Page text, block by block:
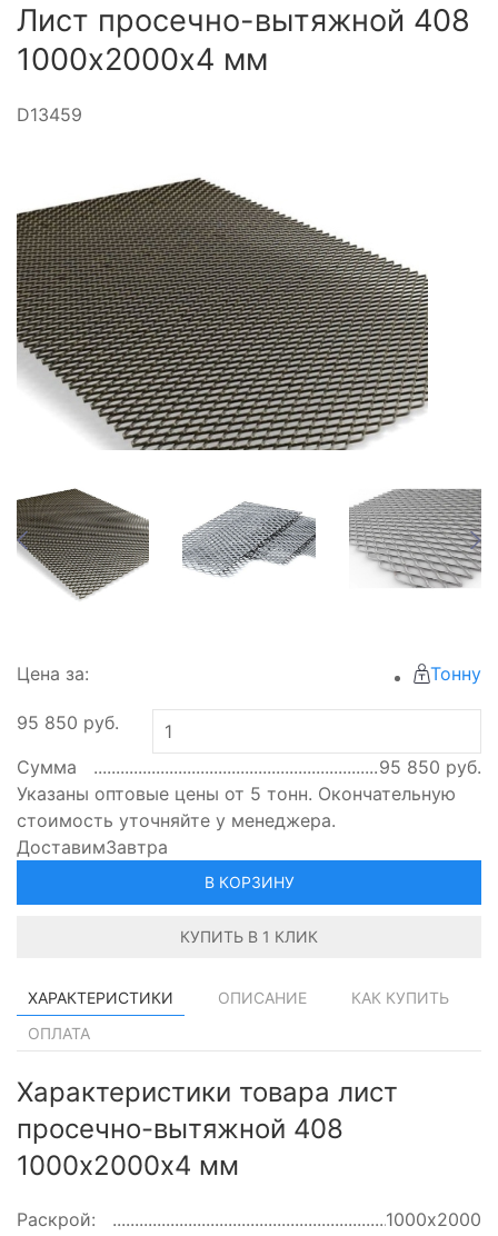
Лист просечно-вытяжной 408
1000х2000х4 мм
D13459
Цена за: Тонну
95 850 руб.
Сумма
95 850 руб.
Указаны оптовые цены от 5 тонн. Окончательную
стоимость уточняйте у менеджера.
ДоставимЗавтра
В КОРЗИНУ
КУПИТЬ В 1 КЛИК
ХАРАКТЕРИСТИКИ ОПИСАНИЕ
КАК КУПИТЬ
ОПЛАТА
Характеристики товара лист
просечно-вытяжной 408
1000х2000х4 мм
Раскрой:
1000х2000